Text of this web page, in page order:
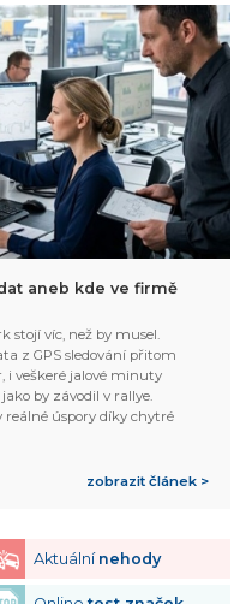
aneb kde ve firmě
stojí víc, než by musel.
z GPS sledování přitom
i veškeré jalové minuty
by závodil v rallye.
reálné úspory díky chytré
zobrazit článek >
Aktuální nehody